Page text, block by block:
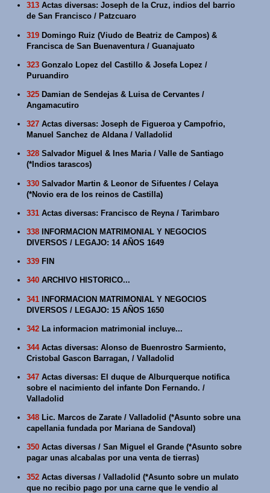
313 Actas diversas: Joseph de la Cruz, indios del barrio
de San Francisco / Patzcuaro
319 Domingo Ruiz (Viudo de Beatriz de Campos) &
Francisca de San Buenaventura / Guanajuato
323 Gonzalo Lopez del Castillo & Josefa Lopez /
Puruandiro
325 Damian de Sendejas & Luisa de Cervantes /
Angamacutiro
327 Actas diversas: Joseph de Figueroa y Campofrio,
Manuel Sanchez de Aldana / Valladolid
328 Salvador Miguel & Ines Maria / Valle de Santiago
(*Indios tarascos)
330 Salvador Martin & Leonor de Sifuentes / Celaya
(*Novio era de los reinos de Castilla)
331 Actas diversas: Francisco de Reyna / Tarimbaro
338 INFORMACION MATRIMONIAL Y NEGOCIOS
DIVERSOS / LEGAJO: 14 AÑOS 1649
339 FIN
340 ARCHIVO HISTORICO...
341 INFORMACION MATRIMONIAL Y NEGOCIOS
DIVERSOS / LEGAJO: 15 AÑOS 1650
342 La informacion matrimonial incluye...
344Actas diversas: Alonso de Buenrostro Sarmiento,
Cristobal Gascon Barragan, / Valladolid
347 Actas diversas: El duque de Alburquerque notifica
sobre el nacimiento del infante Don Fernando. /
Valladolid
348 Lic. Marcos de Zarate / Valladolid (*Asunto sobre una
capellania fundada por Mariana de Sandoval)
350 Actas diversas / San Miguel el Grande (*Asunto sobre
pagar unas alcabalas por una venta de tierras)
352 Actas diversas / Valladolid (*Asunto sobre un mulato
que no recibio pago por una carne que le vendio al